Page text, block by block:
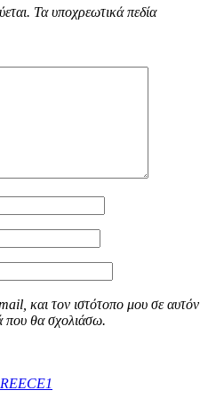
Τα υποχρεωτικά πεδία
και τον ιστότοπο μου σε αυτόν
που θα σχολιάσω.